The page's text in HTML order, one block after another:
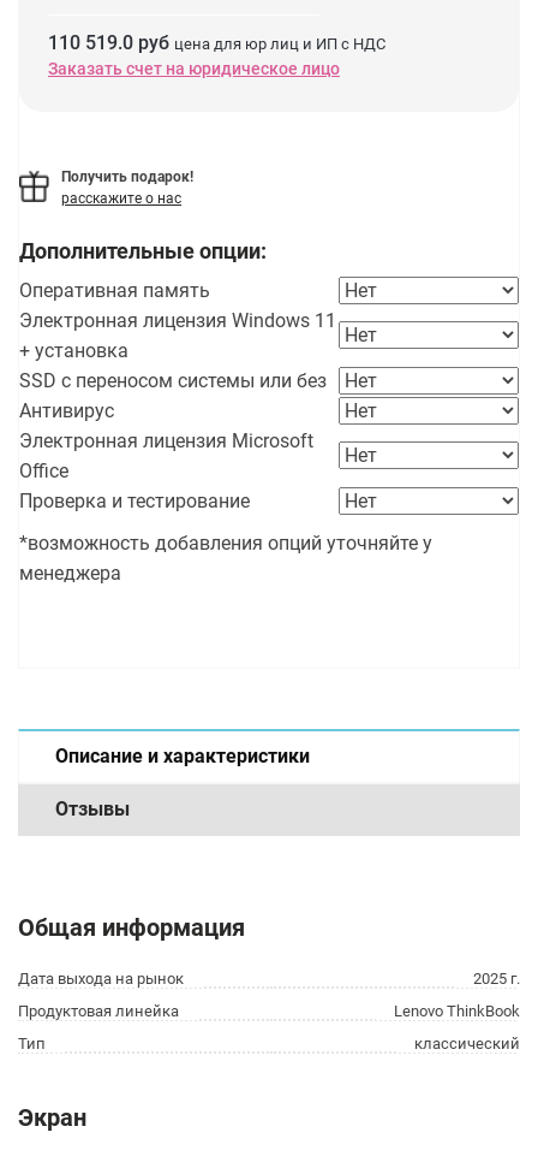
110 519.0 руб цена для юр лиц и ИП с НДС
Заказать счет на юридическое лицо
Получить подарок!
расскажите о нас
Дополнительные опции:
Оперативная память
Электронная лицензия Windows 11
+ установка
SSD с переносом системы или без
Антивирус
Электронная лицензия Microsoft
Office
Проверка и тестирование
*возможность добавления опций уточняйте у
менеджера
Описание и характеристики
Отзывы
Общая информация
Дата выхода на рынок
2025 г.
Продуктовая линейка
Lenovo ThinkBook
Тип
классический
Экран